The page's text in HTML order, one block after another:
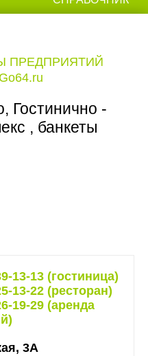
ПРЕДПРИЯТИЙ
Гостинично -
, банкеты
13 (гостиница)
13-22 (ресторан)
19-29 (аренда
3А